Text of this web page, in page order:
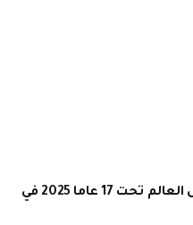
الجدول الكامل لمباريات كأس العالم تحت 17 عاما 2025 في